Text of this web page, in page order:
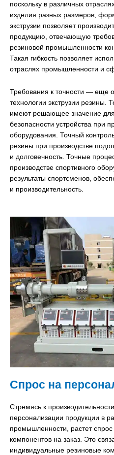
поскольку в различных
изделия разных размеров,
экструзии позволяет
продукцию, отвечающую
резиновой промышленности
Такая гибкость позволяет
отраслях промышленности и
Требования к точности — еще
технологии экструзии
имеют решающее значение для
безопасности устройства при
оборудования. Точный
резины при производстве
и долговечность. Точные
производстве спортивного
результаты спортсменов,
и производительность.
Спрос на
Стремясь к
персонализации продукции в
промышленности, растет
компонентов на заказ. Это
индивидуальные резиновые